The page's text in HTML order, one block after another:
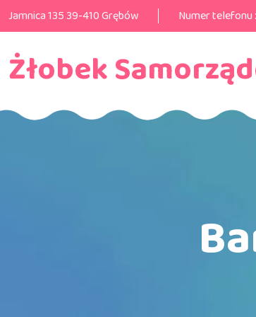
Jamnica 135 39-410 Grębów Numer telefonu :
Żłobek